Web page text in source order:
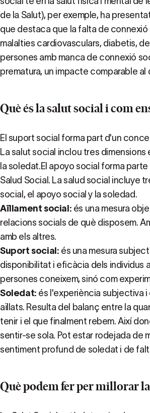
de la Salut), per exemple, ha
que destaca que la falta de
malalties cardiovasculars, diabetis,
persones amb manca de connexió
prematura, un impacte comparable
Què és la salut social i com
El suport social forma part d'un
La salut social inclou tres
la soledat.El apoyo social forma
Salud Social. La salud social incluye
social, el apoyo social y la soledad.
Aïllament social: és una mesura
relacions socials de què disposem.
amb els altres.
Suport social: és una mesura
disponibilitat i eficàcia dels individus
persones coneixem, sinó com
Soledat: és l'experiència subjectiva
aïllats. Resulta del balanç entre la
tenir i el que finalment rebem. Així
sentir-se sola. Pot estar rodejada de
sentiment profund de soledat i de
Què podem fer per millorar